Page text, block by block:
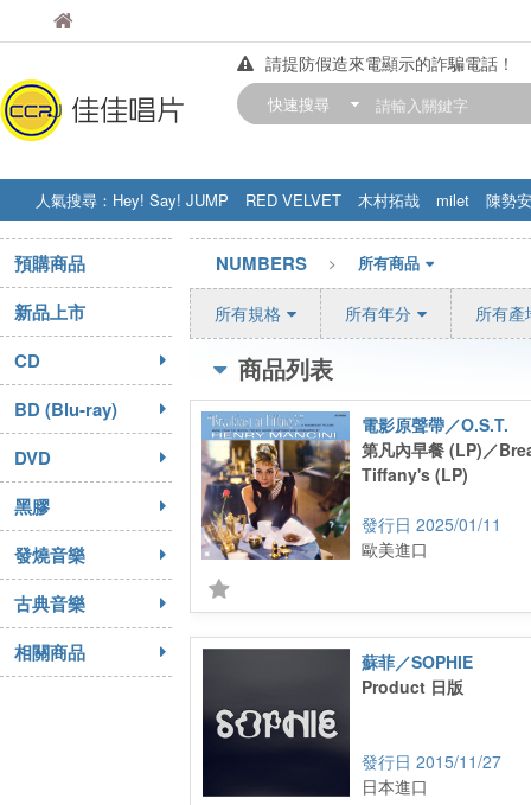
佳佳唱片
請提防假造來電顯示的詐騙電話！
【中華門市營業時間調整公告】
快速搜尋
人氣搜尋： Hey! Say! JUMP RED VELVET 木村拓哉 milet
陳勢安
STRAY KIDS
盧廣仲 周杰伦
預購商品
新品上市
CD
BD (Blu-ray)
DVD
黑膠
發燒音樂
古典音樂
相關商品
NUMBERS 所有商品
所有規格 所有年分 所有產
商品列表
電影原聲帶／O.S.T.
第凡內早餐 (LP)／
Tiffany's (LP)
2025/01/11
歐美進口
蘇菲／SOPHIE
Product 日版
2015/11/27
日本進口